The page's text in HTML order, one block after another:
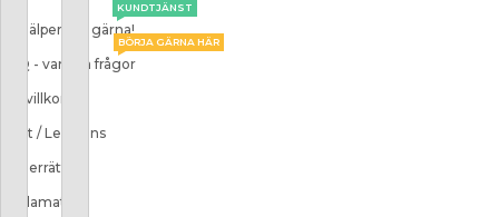
Vi hjälper dig gärna!
KUNDTJÄNST
FAQ - vanliga frågor
BÖRJA GÄRNA HÄR
Köpvillkor
Frakt / Leverans
Ångerrätt
Reklamation